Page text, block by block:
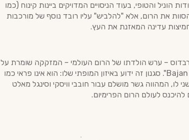
הוניל והטופי, בעוד הניסויים המדויקים ביינות קינוח (כמו
את הרום, אלא "להלביש" עליו רובד נוסף של מורכבות
עדינה המאזנת את העץ.
– ערש הולדתו של הרום העולמי – המזקקה שומרת על
הסטנדרט הגבוה ביותר של ה-"Bajan Style". סגנון זה ידוע באיזון המופתי שלו: הוא אינו פראי כמו
לו, המהווה גשר מושלם עבור חובבי וויסקי וסינגל מאלט
לעולם הרום הפרימיום.